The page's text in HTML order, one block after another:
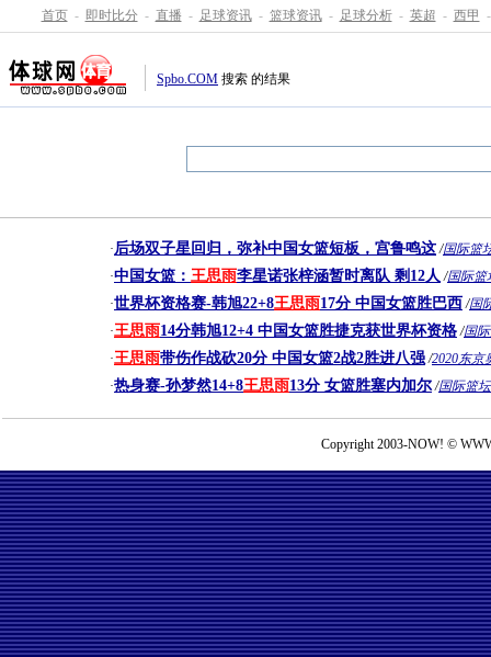
首页 - 即时比分 - 直播 - 足球资讯 - 篮球资讯 - 足球分析 - 英超 - 西甲 -
Spbo.COM 搜索 的结果
·后场双子星回归，弥补中国女篮短板，宫鲁鸣这 /国际篮
·中国女篮： 王思雨李星诺张梓涵暂时离队 剩12人 /国际篮
·世界杯资格赛-韩旭22+8王思雨17分 中国女篮胜巴西 /国
·王思雨14分韩旭12+4 中国女篮胜捷克获世界杯资格 /国
·王思雨带伤作战砍20分 中国女篮2战2胜进八强 /2020东京
·热身赛-孙梦然14+8王思雨13分 女篮胜塞内加尔 /国际篮坛
Copyright 2003-NOW! ©